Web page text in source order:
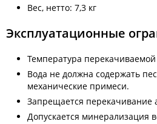
Вес, нетто: 7,3 кг
Эксплуатационные
Температура
Вода не должна содержать
механические примеси.
Запрещается перекачивание
Допускается минерализация